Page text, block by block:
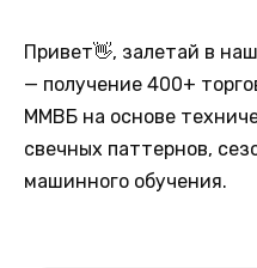
Привет👋, залетай в наш
— получение 400+
ММВБ на основе
свечных паттернов,
машинного обучения.